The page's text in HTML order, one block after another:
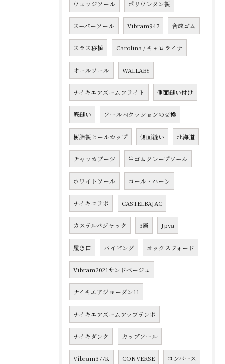
ウェッジソール ポリウレタン製
スーパーソール Vibram947 合成ゴム
スラス移植 Carolina / キャロライナ
オールソール WALLABY
ナイキエアズームフライト 側面縫い付け
底縫い ソール内クッションの交換
樹脂製ヒールカップ 側面縫い 北海道
チャッカブーツ 生ゴムクレープソール
ホワイトソール コール・ハーン
ナイキコラボ CASTELBAJAC
カステルバジャック 3層 Jpya
履き口 パイピング オックスフォード
Vibram2021サンドベージュ
ナイキエアジョーダン11
ナイキエアズームアップテンポ
ナイキダンク カップソール
Vibram377K CONVERSE コンバース